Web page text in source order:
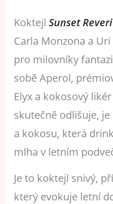
Koktejl Sunset
Carla Monzona a
pro milovníky
sobě Aperol,
Elyx a kokosový
skutečně odlišuje,
a kokosu, která
mlha v letním
Je to koktejl snivý,
který evokuje letní